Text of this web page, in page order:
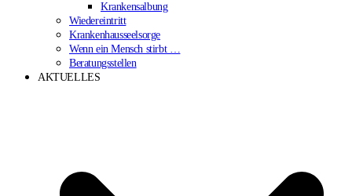
Krankensalbung
Wiedereintritt
Krankenhausseelsorge
Wenn ein Mensch stirbt …
Beratungsstellen
AKTUELLES